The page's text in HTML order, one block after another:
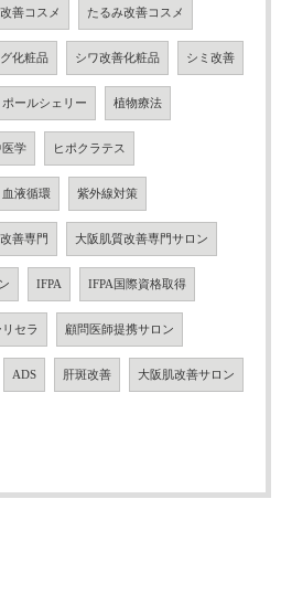
善コスメ たるみ改善コスメ
化粧品 シワ改善化粧品 シミ改善
ポールシェリー 植物療法
医学 ヒポクラテス
血液循環 紫外線対策
善専門 大阪肌質改善専門サロン
IFPA IFPA国際資格取得
リセラ 顧問医師提携サロン
ADS 肝斑改善 大阪肌改善サロン